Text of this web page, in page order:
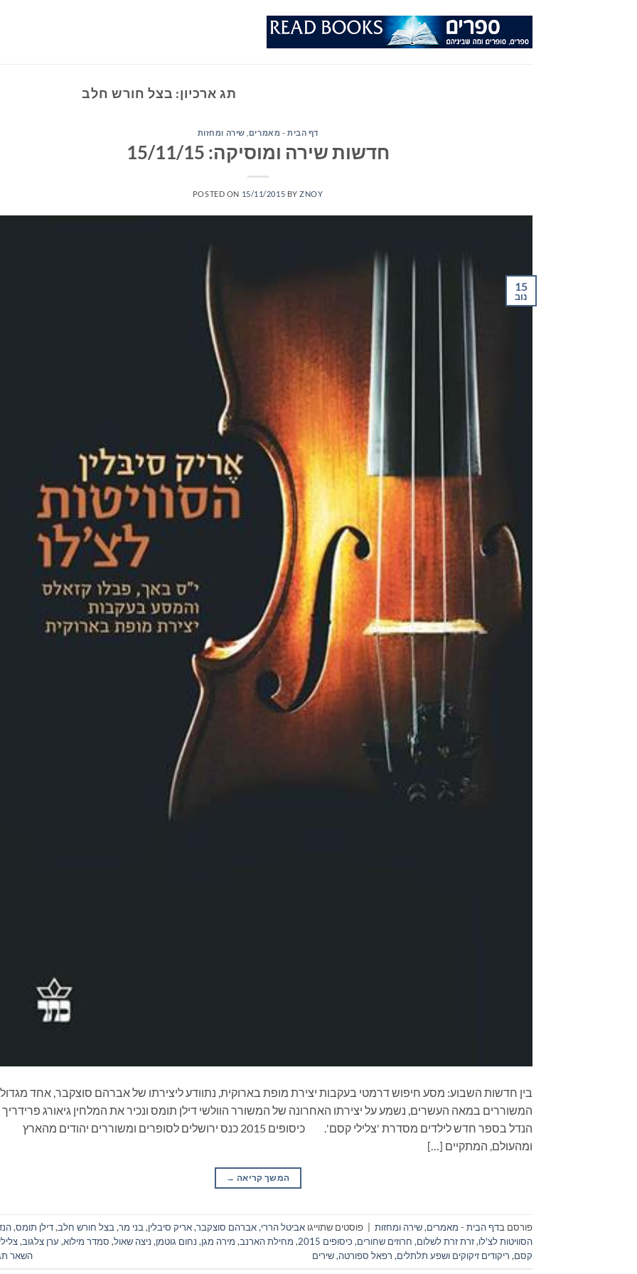
תג ארכיון: בצל חורש חלב
דף הבית - מאמרים שירה ומחזות
חדשות שירה ומוסיקה: 15/11/15
POSTED ON 15/11/2015 BYZNOY
15
נוב
בין חדשות השבוע: מסע חיפוש דרמטי בעקבות יצירת מופת בארוקית, נתוודע ליצירתו של אברהם סוצקבר, אחד
המשוררים במאה העשרים, נשמע על יצירתו האחרונה של המשורר הוולשי דילן תומס ונכיר את המלחין גיאורג פרידריך
הנדל בספר חדש לילדים מסדרת 'צלילי קסם'. כיסופים 2015 כנס ירושלים לסופרים ומשוררים יהודים מהארץ
ומהעולם, המתקיים […]
המשך קריאה →
פורסם בדף הבית - מאמרים,שירה ומחזות פוסטים שתוייגו אביטל הררי,אברהם סוצקבר,אריק סיבלין, בני מר, בצל חורש חלב,דילן תומס,
הסוויטות לצ'לו,זרת זרת לשלום, חרוזים שחורים, כיסופים 2015 , מחילת הארנב, מירה מגן, נחום גוטמן, ניצה שאול, סמדר מילוא, ערן צלגוב,צלילי
קסם, ריקודים זיקוקים ושפע תלתלים, רפאל ספורטה,שירים השאר